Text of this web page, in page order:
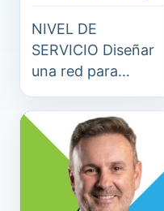
NIVEL DE
SERVICIO Diseñar
una red para
cliente lo necesita
HS